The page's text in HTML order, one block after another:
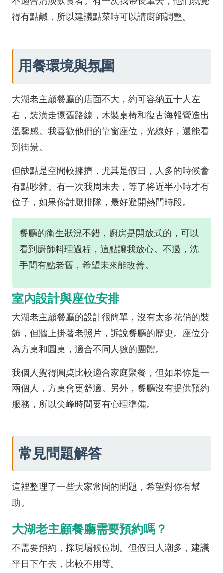
得有點鹹，所以建議點菜時可以請廚師調整。
用餐環境與氛圍
大湖老主顧餐廳的店面不大，約可容納五十人左
右，裝潢走懷舊路線，木製桌椅和復古海報營造出
溫馨感。我喜歡他們的靠窗座位，光線好，還能看
到街景。
但缺點是空間較擁擠，尤其是假日，人多的時候會
有點吵雜。有一次我周末去，等了将近半小時才有
位子，如果你討厭排隊，最好避開熱門時段。
餐廳的衛生狀況不錯，廚房是開放式的，可以
看到廚師料理過程，這點讓我放心。不過，洗
手間有點老舊，希望未來能改善。
室內設計與座位安排
大湖老主顧餐廳的設計很簡單，沒有太多花俏的裝
飾，但牆上掛著老照片，訴說餐廳的歷史。座位分
為方桌和圓桌，適合不同人數的團體。
我個人覺得圓桌比較適合家庭聚餐，但如果你是一
兩個人，方桌會更舒適。另外，餐廳沒有提供預約
服務，所以尖峰時間要有心理準備。
常見問題解答
這裡整理了一些大家常問的問題，希望對你有幫
助。
大湖老主顧餐廳需要預約嗎？
不需要預約，採現場候位制。但假日人潮多，建議
平日下午去，比較不用等。